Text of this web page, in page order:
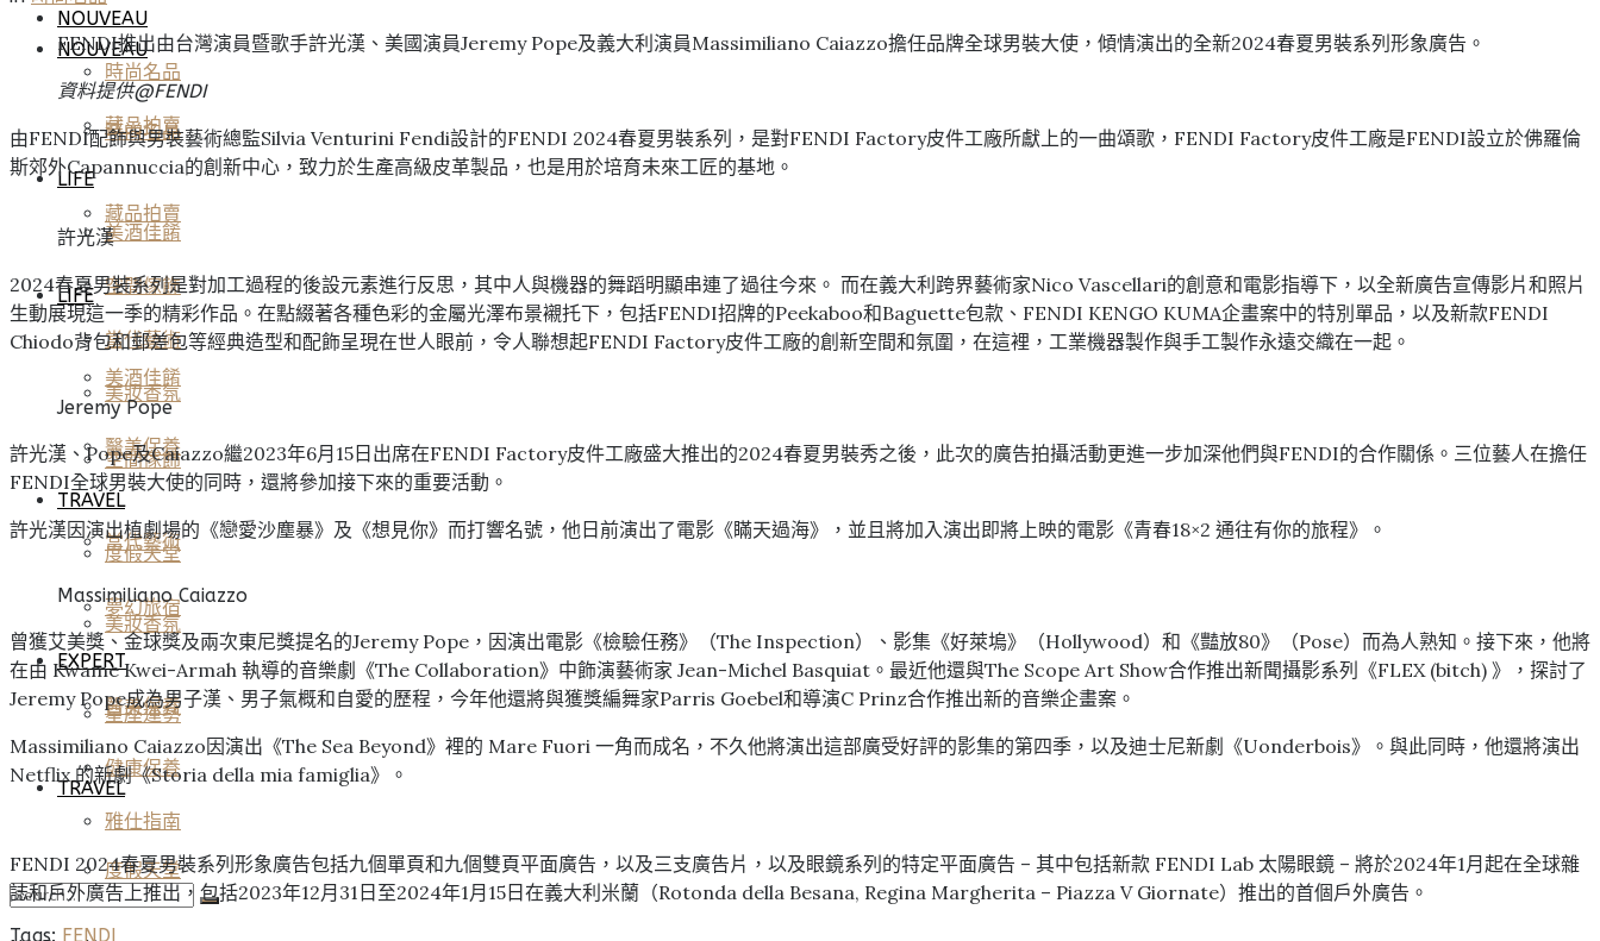
NOUVEAU
時尚名品
藏品拍賣
LIFE
美酒佳餚
空間傢飾
當代藝術
美妝香氛
醫美保養
TRAVEL
度假天堂
NOUVEAU
時尚名品
藏品拍賣
LIFE
美酒佳餚
空間傢飾
當代藝術
美妝香氛
醫美保養
TRAVEL
度假天堂
夢幻旅宿
EXPERT
星座運勢
健康保養
雅仕指南
FENDI推出由台灣演員暨歌手許光漢、美國演員Jeremy Pope及義大利演員Massimiliano Caiazzo擔任品牌全球男裝大使，傾情演出的全新2024春夏男裝系列形象廣告。
資料提供@FENDI
由FENDI配飾與男裝藝術總監Silvia Venturini Fendi設計的FENDI 2024春夏男裝系列，是對FENDI Factory皮件工廠所獻上的一曲頌歌，FENDI Factory皮件工廠是FENDI設立於佛羅倫
斯郊外Capannuccia的創新中心，致力於生產高級皮革製品，也是用於培育未來工匠的基地。
許光漢
2024春夏男裝系列是對加工過程的後設元素進行反思，其中人與機器的舞蹈明顯串連了過往今來。 而在義大利跨界藝術家Nico Vascellari的創意和電影指導下，以全新廣告宣傳影片和照片
生動展現這一季的精彩作品。在點綴著各種色彩的金屬光澤布景襯托下，包括FENDI招牌的Peekaboo和Baguette包款、FENDI KENGO KUMA企畫案中的特別單品，以及新款FENDI
Chiodo背包和郵差包等經典造型和配飾呈現在世人眼前，令人聯想起FENDI Factory皮件工廠的創新空間和氛圍，在這裡，工業機器製作與手工製作永遠交織在一起。
Jeremy Pope
許光漢、Pope及Caiazzo繼2023年6月15日出席在FENDI Factory皮件工廠盛大推出的2024春夏男裝秀之後，此次的廣告拍攝活動更進一步加深他們與FENDI的合作關係。三位藝人在擔任
FENDI全球男裝大使的同時，還將參加接下來的重要活動。
許光漢因演出植劇場的《戀愛沙塵暴》及《想見你》而打響名號，他日前演出了電影《瞞天過海》，並且將加入演出即將上映的電影《青春18×2 通往有你的旅程》。
Massimiliano Caiazzo
曾獲艾美獎、金球獎及兩次東尼獎提名的Jeremy Pope，因演出電影《檢驗任務》（The Inspection）、影集《好萊塢》（Hollywood）和《豔放80》（Pose）而為人熟知。接下來，他將
在由 Kwame Kwei-Armah 執導的音樂劇《The Collaboration》中飾演藝術家 Jean-Michel Basquiat。最近他還與The Scope Art Show合作推出新聞攝影系列《FLEX (bitch) 》，探討了
Jeremy Pope成為男子漢、男子氣概和自愛的歷程，今年他還將與獲獎編舞家Parris Goebel和導演C Prinz合作推出新的音樂企畫案。
Massimiliano Caiazzo因演出《The Sea Beyond》裡的 Mare Fuori 一角而成名，不久他將演出這部廣受好評的影集的第四季，以及迪士尼新劇《Uonderbois》。與此同時，他還將演出
Netflix 的新劇《Storia della mia famiglia》。
FENDI 2024春夏男裝系列形象廣告包括九個單頁和九個雙頁平面廣告，以及三支廣告片，以及眼鏡系列的特定平面廣告 – 其中包括新款 FENDI Lab 太陽眼鏡 – 將於2024年1月起在全球雜
誌和戶外廣告上推出，包括2023年12月31日至2024年1月15日在義大利米蘭（Rotonda della Besana, Regina Margherita – Piazza V Giornate）推出的首個戶外廣告。
Tags: FENDI